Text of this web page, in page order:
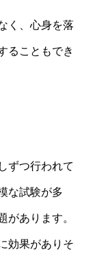
く、心身を落
ることもでき
ずつ行われて
な試験が多
があります。
効果がありそ